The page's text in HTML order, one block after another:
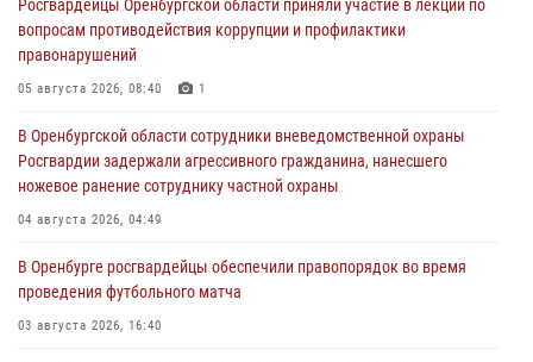
Росгвардейцы Оренбургской области приняли участие в лекции по
вопросам противодействия коррупции и профилактики
правонарушений
05 августа 2026, 08:40 1
В Оренбургской области сотрудники вневедомственной охраны
Росгвардии задержали агрессивного гражданина, нанесшего
ножевое ранение сотруднику частной охраны
04 августа 2026, 04:49
В Оренбурге росгвардейцы обеспечили правопорядок во время
проведения футбольного матча
03 августа 2026, 16:40